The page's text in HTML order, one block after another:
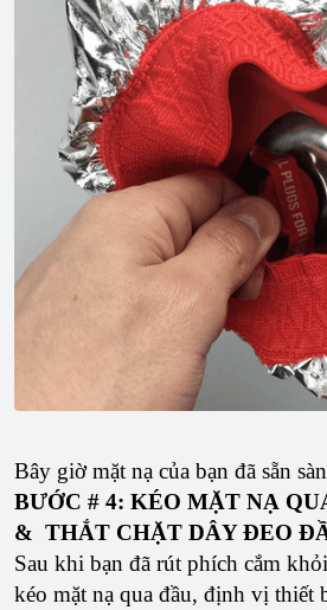
Bây giờ mặt nạ của bạn đã sẵn
BƯỚC # 4: KÉO MẶT NẠ
& THẮT CHẶT DÂY ĐEO
Sau khi bạn đã rút phích cắm
kéo mặt nạ qua đầu, định vị thiết